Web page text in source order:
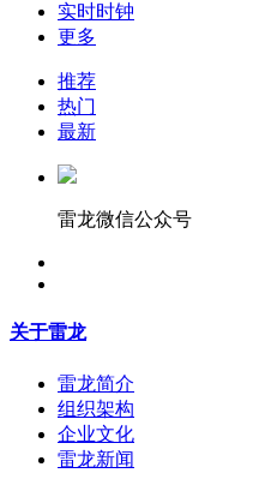
实时时钟
更多
推荐
热门
最新
雷龙微信公众号
关于雷龙
雷龙简介
组织架构
企业文化
雷龙新闻